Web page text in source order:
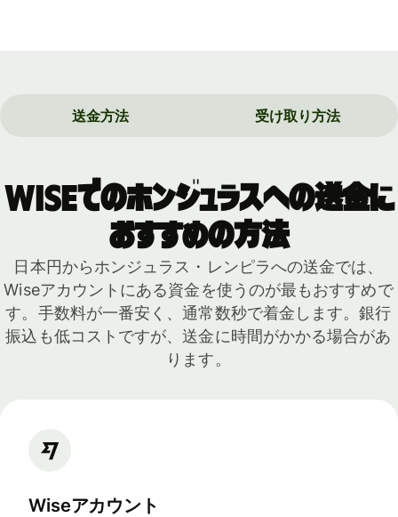
送金方法 受け取り方法
Wiseでのホンジュラスへの送金に
おすすめの方法
日本円からホンジュラス・レンピラへの送金では、
Wiseアカウントにある資金を使うのが最もおすすめで
す。手数料が一番安く、通常数秒で着金します。銀行
振込も低コストですが、送金に時間がかかる場合があ
ります。
Wiseアカウント